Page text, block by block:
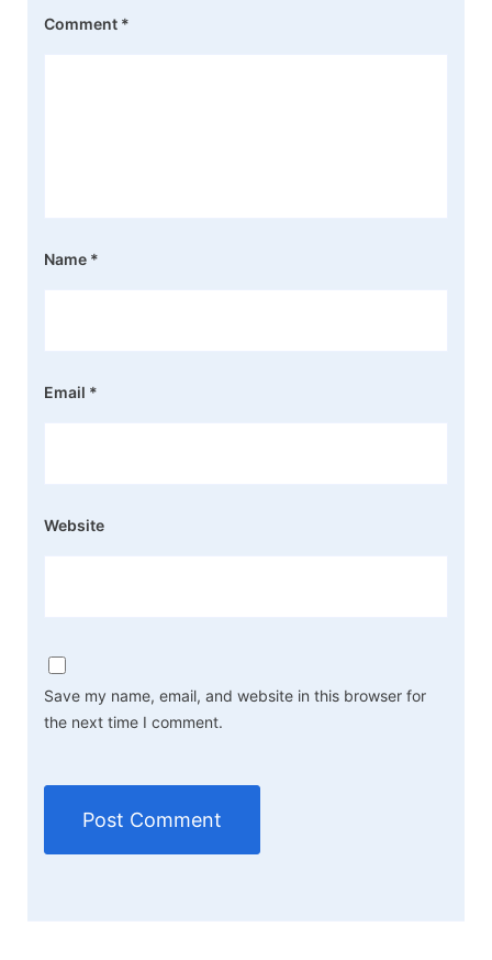
Comment *
Name *
Email *
Website
Save my name, email, and website in this browser for
the next time I comment.